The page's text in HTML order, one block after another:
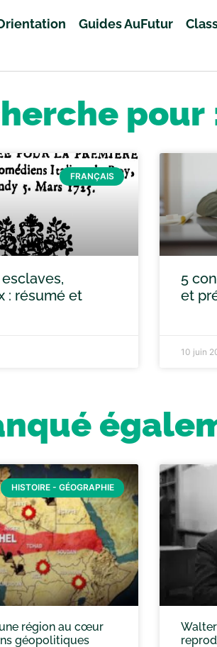
Guides AuFutur
pour
FRANÇAIS
esclaves,
: résumé et
5
et
10 juin
HISTOIRE - GÉOGRAPHIE
région au cœur
géopolitiques